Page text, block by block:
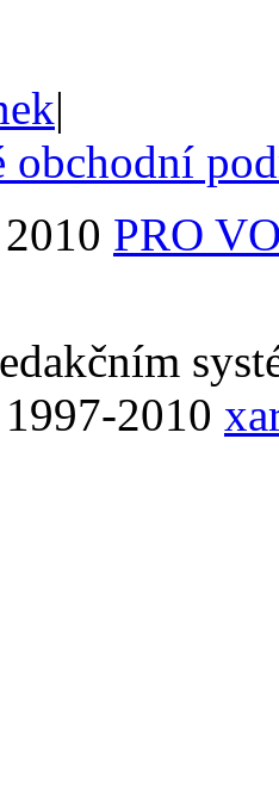
|
obchodní
PRO
2010